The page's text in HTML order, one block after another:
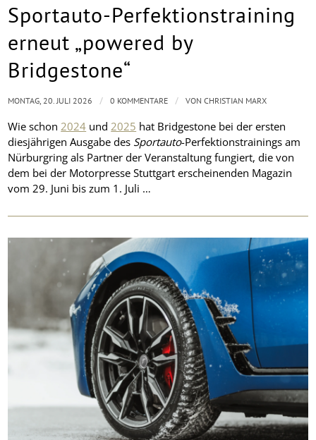
Sportauto-Perfektionstraining
erneut „powered by
Bridgestone“
Wie schon 2024 und 2025 hat Bridgestone bei der ersten
diesjährigen Ausgabe des Sportauto-Perfektionstrainings am
Nürburgring als Partner der Veranstaltung fungiert, die von
dem bei der Motorpresse Stuttgart erscheinenden Magazin
vom 29. Juni bis zum 1. Juli …
MONTAG, 20. JULI 2026 / 0 KOMMENTARE / VONCHRISTIAN MARX